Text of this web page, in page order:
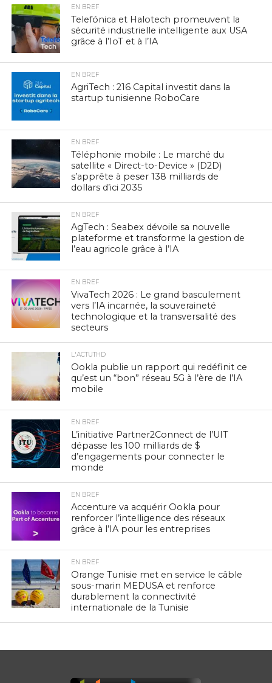
EN BREF
Telefónica et Halotech promeuvent la
sécurité industrielle intelligente aux USA
grâce à l’IoT et à l’IA
EN BREF
AgriTech : 216 Capital investit dans la
startup tunisienne RoboCare
EN BREF
Téléphonie mobile : Le marché du
satellite « Direct-to-Device » (D2D)
s’apprête à peser 138 milliards de
dollars d’ici 2035
EN BREF
AgTech : Seabex dévoile sa nouvelle
plateforme et transforme la gestion de
l’eau agricole grâce à l’IA
EN BREF
VivaTech 2026 : Le grand basculement
vers l’IA incarnée, la souveraineté
technologique et la transversalité des
secteurs
L'ACTUTHD
Ookla publie un rapport qui redéfinit ce
qu’est un “bon” réseau 5G à l’ère de l’IA
mobile
EN BREF
L’initiative Partner2Connect de l’UIT
dépasse les 100 milliards de $
d’engagements pour connecter le
monde
EN BREF
Accenture va acquérir Ookla pour
renforcer l’intelligence des réseaux
grâce à l’IA pour les entreprises
EN BREF
Orange Tunisie met en service le câble
sous-marin MEDUSA et renforce
durablement la connectivité
internationale de la Tunisie